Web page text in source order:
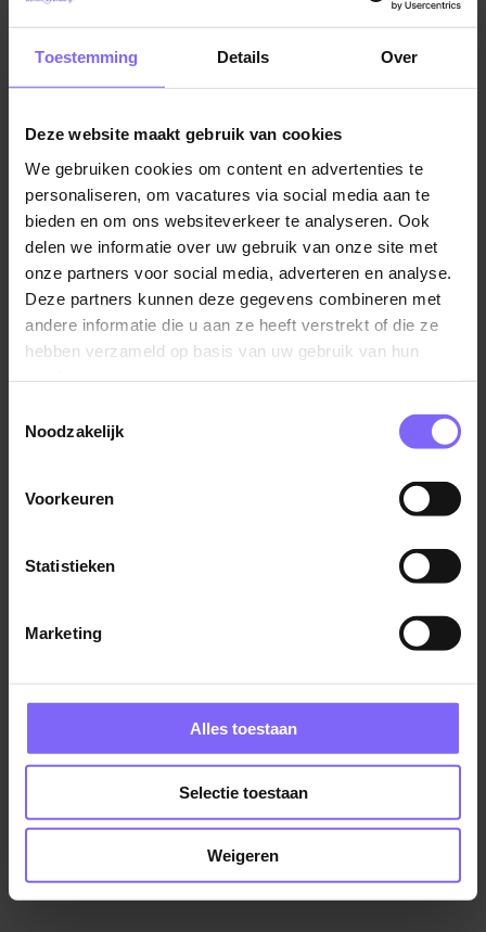
Toestemming Details Over
Deze website maakt gebruik van cookies
We gebruiken cookies om content en advertenties te
personaliseren, om vacatures via social media aan te
bieden en om ons websiteverkeer te analyseren. Ook
delen we informatie over uw gebruik van onze site met
onze partners voor social media, adverteren en analyse.
Deze partners kunnen deze gegevens combineren met
andere informatie die u aan ze heeft verstrekt of die ze
hebben verzameld op basis van uw gebruik van hun
Noodzakelijk
Voorkeuren
Statistieken
Marketing
Alles toestaan
Selectie toestaan
Weigeren
Aanpakkersmentaliteit en flexibel;
Beschikbaar doordeweeks en in het weekend,
roosters in overleg.
Vacatures in America|Vacatures in Noord Limburg|
Facilitaire vacatures in Limburg
Vergelijkbare vacatures
Hulpkracht Schoonmaakmedewerker
Faciliteiten
Center Parcs
Center Parcs
Midden Limburg